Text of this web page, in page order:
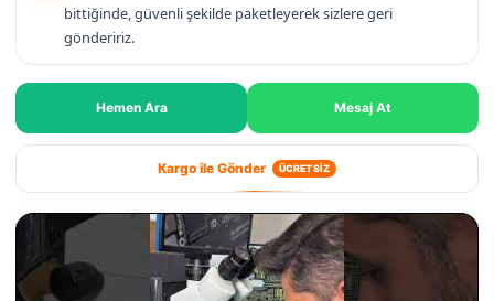
bittiğinde, güvenli şekilde paketleyerek sizlere geri
göndeririz.
Hemen Ara Mesaj At
Kargo ile Gönder ÜCRETSİZ